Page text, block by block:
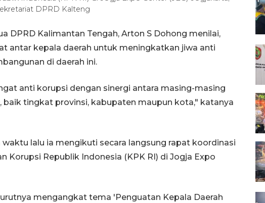
DPRD Kalteng
DPRD Kalimantan Tengah, Arton S Dohong menilai,
antar kepala daerah untuk meningkatkan jiwa anti
di daerah ini.
anti korupsi dengan sinergi antara masing-masing
baik tingkat provinsi, kabupaten maupun kota," katanya
lalu ia mengikuti secara langsung rapat koordinasi
Korupsi Republik Indonesia (KPK RI) di Jogja Expo
mengangkat tema 'Penguatan Kepala Daerah